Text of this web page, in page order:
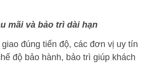
mãi và bảo trì dài hạn
đúng tiến độ, các đơn vị uy tín
độ bảo hành, bảo trì giúp khách